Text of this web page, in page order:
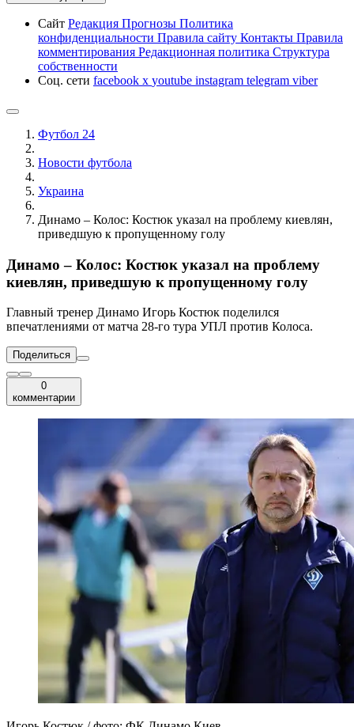
Сайт Редакция Прогнозы Политика
конфиденциальности Правила сайту Контакты Правила
комментирования Редакционная политика Структура
собственности
Соц. сети facebook x youtube instagram telegram viber
Футбол 24
Новости футбола
Украина
Динамо – Колос: Костюк указал на проблему киевлян,
приведшую к пропущенному голу
Динамо – Колос: Костюк указал на проблему
киевлян, приведшую к пропущенному голу
Главный тренер Динамо Игорь Костюк поделился
впечатлениями от матча 28-го тура УПЛ против Колоса.
Поделиться
0
комментарии